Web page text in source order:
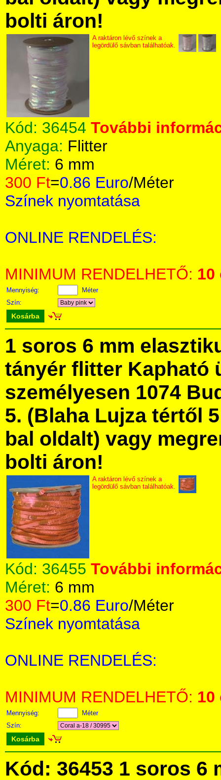
bolti áron!
A raktáron lévő színek a
legördülő sávban találhatóak.
Kód: 36454 További
Anyaga: Flitter
Méret: 6 mm
300 Ft=0.86 Euro/Méter
Színek nyomtatása
ONLINE RENDELÉS:
MINIMUM RENDELHETŐ: 10
Mennyiség:
Méter
Szín:
Kosárba
1 soros 6 mm
tányér flitter Kapható
személyesen 1074
5. (Blaha Lujza tértől
bal oldalt) vagy
bolti áron!
A raktáron lévő színek a
legördülő sávban találhatóak.
Kód: 36455 További
Méret: 6 mm
300 Ft=0.86 Euro/Méter
Színek nyomtatása
ONLINE RENDELÉS:
MINIMUM RENDELHETŐ: 10
Mennyiség:
Méter
Szín:
Kosárba
Kód: 36453 1 soros 6